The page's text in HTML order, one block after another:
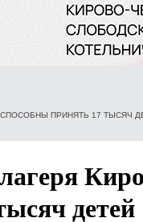
ПРИНЯТЬ 17 ТЫСЯЧ
детей